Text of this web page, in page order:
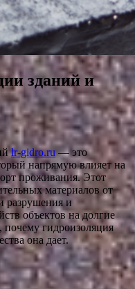
зданий и
lr-gidro.ru — это
напрямую влияет на
проживания. Этот
материалов от
разрушения и
объектов на долгие
гидроизоляция
она дает.